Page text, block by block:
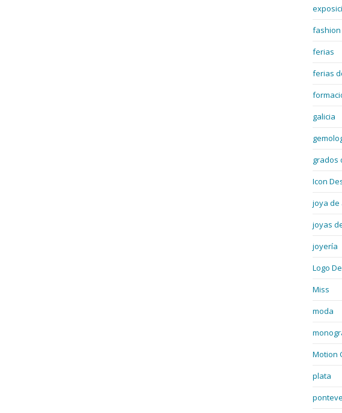
fashion
ferias
ferias
galicia
grados
Icon
joya de
joyas
joyería
Logo
Miss
moda
Motion
plata